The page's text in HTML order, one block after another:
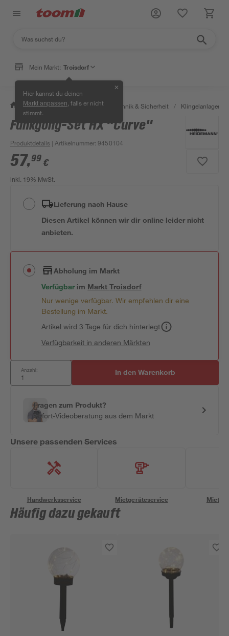
Mein Markt: Troisdorf
Hier kannst du deinen
Markt anpassen , falls er nicht
stimmt.
✕
/ Bauen & Renovieren / Haustechnik & Sicherheit / Klingelanlagen
Funkgong-Set HX "Curve"
Produktdetails | Artikelnummer:9450104
57,99 €
inkl. 19% MwSt.
Lieferung nach Hause
Diesen Artikel können wir dir online leider nicht
anbieten.
Abholung im Markt
Verfügbar im MarktTroisdorf
Nur wenige verfügbar. Wir empfehlen dir eine
Bestellung im Markt.
Artikel wird 3 Tage für dich hinterlegt
Verfügbarkeit in anderen Märkten
Anzahl: In den Warenkorb
Fragen zum Produkt?
Sofort-Videoberatung aus dem Markt
Unsere passenden Services
Handwerksservice Mietgeräteservice
Häufig dazu gekauft